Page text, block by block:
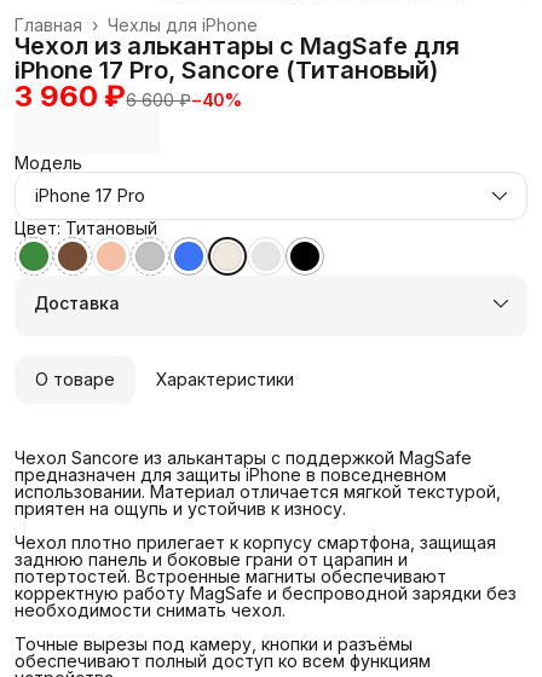
Чехлы для iPhone
Главная ›
Чехол из алькантары с MagSafe для
iPhone 17 Pro, Sancore (Титановый)
3 960 ₽6 600 ₽−40%
Модель
iPhone 17 Pro
Цвет: Титановый
Доставка
О товаре Характеристики
Чехол Sancore из алькантары с поддержкой MagSafe
предназначен для защиты iPhone в повседневном
использовании. Материал отличается мягкой текстурой,
приятен на ощупь и устойчив к износу.
Чехол плотно прилегает к корпусу смартфона, защищая
заднюю панель и боковые грани от царапин и
потертостей. Встроенные магниты обеспечивают
корректную работу MagSafe и беспроводной зарядки без
необходимости снимать чехол.
Точные вырезы под камеру, кнопки и разъёмы
обеспечивают полный доступ ко всем функциям